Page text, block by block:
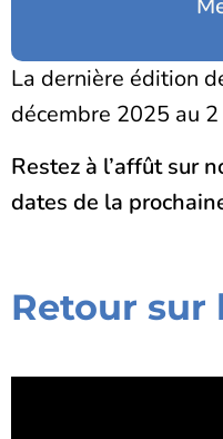
La dernière édition
décembre 2025 au
Restez à l’affût sur
dates de la
Retour sur